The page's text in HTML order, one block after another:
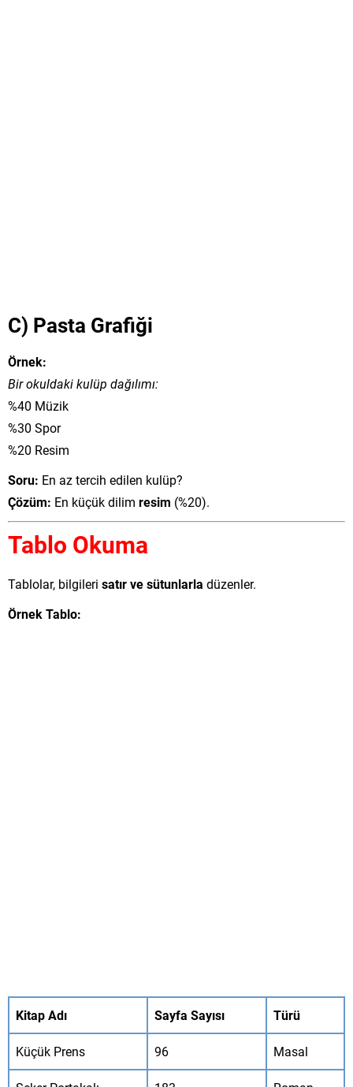
C) Pasta Grafiği
Örnek:
Bir okuldaki kulüp dağılımı:
%40 Müzik
%30 Spor
%20 Resim
Soru: En az tercih edilen kulüp?
Çözüm: En küçük dilim resim (%20).
Tablo Okuma
Tablolar, bilgileri satır ve sütunlarla düzenler.
Örnek Tablo:
Kitap Adı Sayfa Sayısı Türü
Küçük Prens 96 Masal